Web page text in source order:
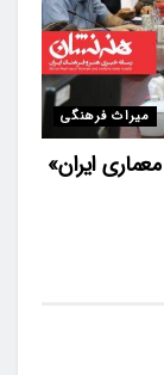
میراث فرهنگی
ایران»